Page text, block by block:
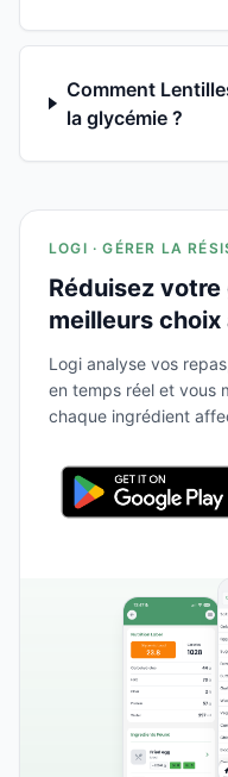
Comment
la glycémie ?
LOGI · GÉRER LA
Réduisez
meilleurs
Logi analyse vos
en temps réel et vous
chaque ingrédient